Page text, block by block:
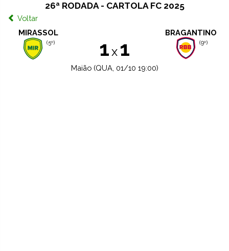
26ª RODADA - CARTOLA FC 2025
Voltar
MIRASSOL
(5º) 1x 1
BRAGANTINO
(9º)
Maião (QUA, 01/10 19:00)